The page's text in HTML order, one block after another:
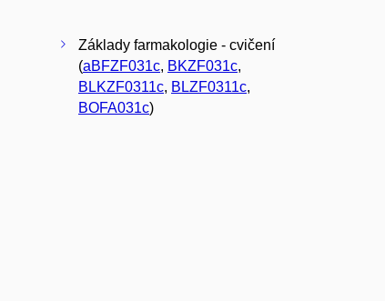
Základy farmakologie - cvičení
(aBFZF031c, BKZF031c,
BLKZF0311c, BLZF0311c,
BOFA031c)